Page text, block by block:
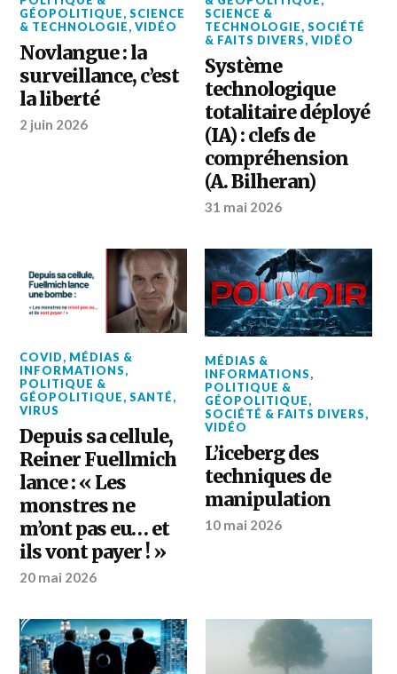
GÉOPOLITIQUE,SCIENCE
& TECHNOLOGIE,VIDÉO
Novlangue : la
surveillance, c’est
la liberté
2 juin 2026
SCIENCE &
TECHNOLOGIE,SOCIÉTÉ
& FAITS DIVERS,VIDÉO
Système
technologique
totalitaire déployé
(IA) : clefs de
compréhension
(A. Bilheran)
31 mai 2026
COVID, MÉDIAS &
INFORMATIONS,
POLITIQUE &
GÉOPOLITIQUE,SANTÉ,
VIRUS
Depuis sa cellule,
Reiner Fuellmich
lance : « Les
monstres ne
m’ont pas eu… et
ils vont payer ! »
20 mai 2026
MÉDIAS &
INFORMATIONS,
POLITIQUE &
GÉOPOLITIQUE,
SOCIÉTÉ & FAITS DIVERS,
VIDÉO
L’iceberg des
techniques de
manipulation
10 mai 2026